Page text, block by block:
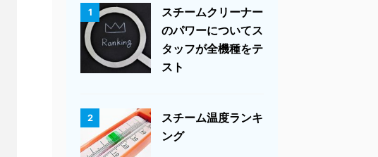
1
スチームクリーナー
のパワーについてス
タッフが全機種をテ
スト
2
スチーム温度ランキ
ング